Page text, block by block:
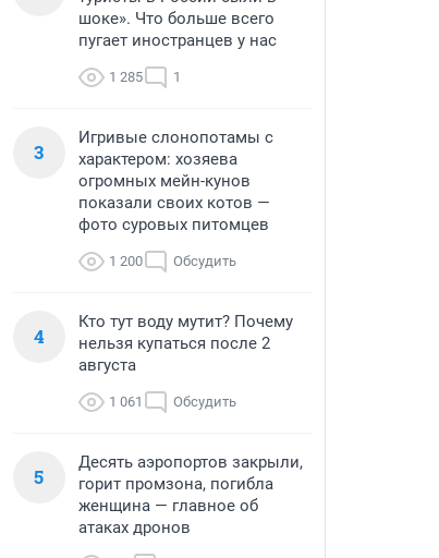
шоке». Что больше всего
пугает иностранцев у нас
1 285 1
3
Игривые слонопотамы с
характером: хозяева
огромных мейн-кунов
показали своих котов —
фото суровых питомцев
1 200 Обсудить
4
Кто тут воду мутит? Почему
нельзя купаться после 2
августа
1 061 Обсудить
5
Десять аэропортов закрыли,
горит промзона, погибла
женщина — главное об
атаках дронов